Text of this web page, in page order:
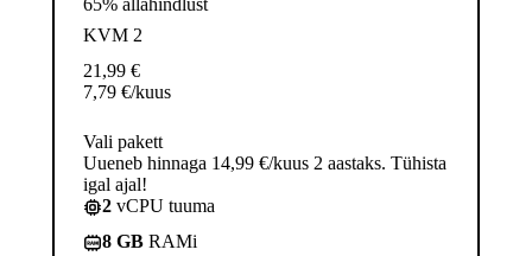
65% allahindlust
KVM 2
21,99 €
7,79 €/kuus
Vali pakett
Uueneb hinnaga 14,99 €/kuus 2 aastaks. Tühista
igal ajal!
2 vCPU tuuma
8 GB RAMi